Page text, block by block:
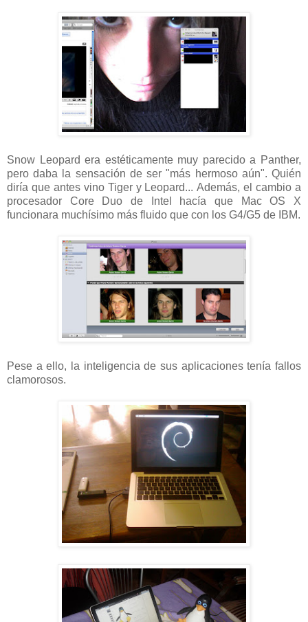
Snow Leopard era estéticamente muy parecido a Panther,
pero daba la sensación de ser "más hermoso aún". Quién
diría que antes vino Tiger y Leopard... Además, el cambio a
procesador Core Duo de Intel hacía que Mac OS X
funcionara muchísimo más fluido que con los G4/G5 de IBM.
Pese a ello, la inteligencia de sus aplicaciones tenía fallos
clamorosos.